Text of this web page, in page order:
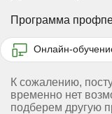
Программа
Онлайн-
К сожалению,
временно нет
подберем другую